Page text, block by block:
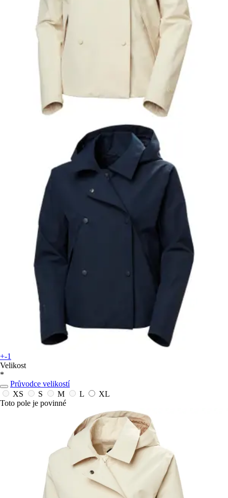
+-1
Velikost
*
Průvodce velikostí
XS
S M L
XL
Toto pole je povinné